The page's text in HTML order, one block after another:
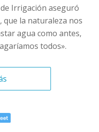
Irrigación aseguró
que la naturaleza nos
agua como antes,
todos».